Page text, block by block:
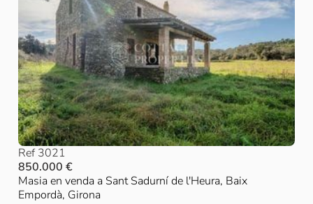
Ref 3021
850.000 €
Masia en venda a Sant Sadurní de l'Heura, Baix
Empordà, Girona